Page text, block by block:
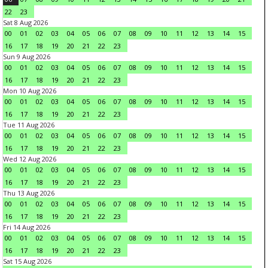
22
23
Sat 8 Aug 2026
00
01 02 03 04 05 06 07 08 09 10 11 12 13 14
15
16
17 18 19 20 21 22
23
Sun 9 Aug 2026
00
01 02 03 04 05 06 07 08 09 10 11 12 13 14
15
16
17 18 19 20 21 22
23
Mon 10 Aug 2026
00
01 02 03 04 05 06 07 08 09 10 11 12 13 14
15
16
17 18 19 20 21 22
23
Tue 11 Aug 2026
00
01 02 03 04 05 06 07 08 09 10 11 12 13 14
15
16
17 18 19 20 21 22
23
Wed 12 Aug 2026
00
01 02 03 04 05 06 07 08 09 10 11 12 13 14
15
16
17 18 19 20 21 22
23
Thu 13 Aug 2026
00
01 02 03 04 05 06 07 08 09 10 11 12 13 14
15
16
17 18 19 20 21 22
23
Fri 14 Aug 2026
00
01 02 03 04 05 06 07 08 09 10 11 12 13 14
15
16
17 18 19 20 21 22
23
Sat 15 Aug 2026